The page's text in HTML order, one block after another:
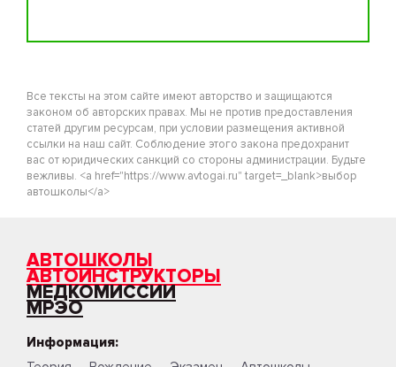
Все тексты на этом сайте имеют авторство и защищаются
законом об авторских правах. Мы не против предоставления
статей другим ресурсам, при условии размещения активной
ссылки на наш сайт. Соблюдение этого закона предохранит
вас от юридических санкций со стороны администрации. Будьте
вежливы. <a href="https://www.avtogai.ru" target=_blank>выбор
автошколы</a>
АВТОШКОЛЫ
АВТОИНСТРУКТОРЫ
МЕДКОМИССИИ
МРЭО
Информация: